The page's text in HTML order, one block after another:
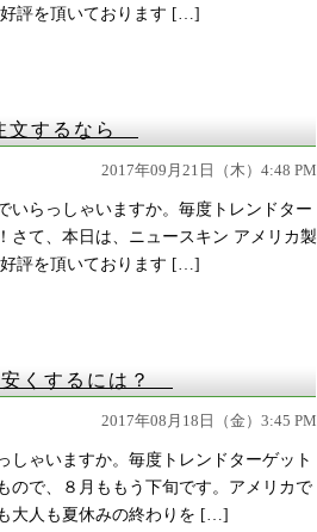
評を頂いております […]
文するなら
2017年09月21日（木）4:48 PM
いらっしゃいますか。毎度トレンドター
さて、本日は、ニュースキン アメリカ製
評を頂いております […]
安くするには？
2017年08月18日（金）3:45 PM
しゃいますか。毎度トレンドターゲット
ので、８月ももう下旬です。アメリカで
大人も夏休みの終わりを […]